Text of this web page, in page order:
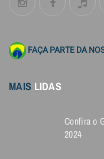
FAÇA PARTE DA
MAIS LIDAS
Confira o
2024